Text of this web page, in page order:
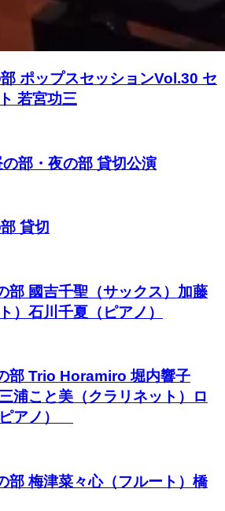
ポップスセッションVol.30 セ
若宮功三
部・夜の部 貸切公演
貸切
部 國吉千聖（サックス）加藤
）石川千夏（ピアノ）
部 Trio Horamiro 堀内響子
浦こと美（クラリネット）ロ
ピアノ）
部 梅津菜々心（フルート）橋